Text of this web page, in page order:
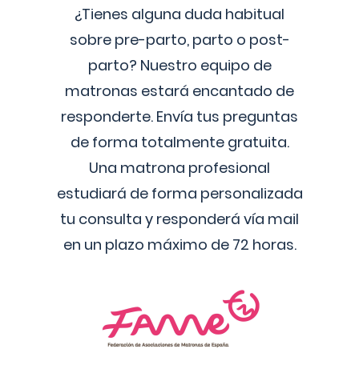
¿Tienes alguna duda habitual
sobre pre-parto, parto o post-
parto? Nuestro equipo de
matronas estará encantado de
responderte. Envía tus preguntas
de forma totalmente gratuita.
Una matrona profesional
estudiará de forma personalizada
tu consulta y responderá vía mail
en un plazo máximo de 72 horas.